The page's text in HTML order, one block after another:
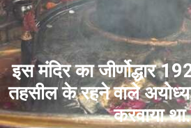
इस मंदिर का जीर्णोद्धार
तहसील के रहने वाले
करवाया था.